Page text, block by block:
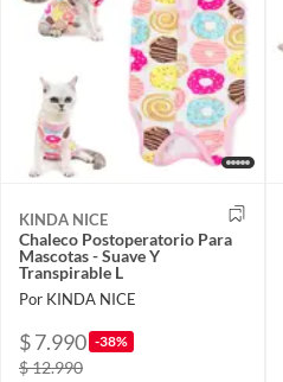
KINDA NICE
Chaleco Postoperatorio Para
Mascotas - Suave Y
Transpirable L
Por KINDA NICE
$ 7.990 -38%
$ 12.990